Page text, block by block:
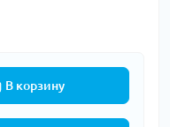
В корзину